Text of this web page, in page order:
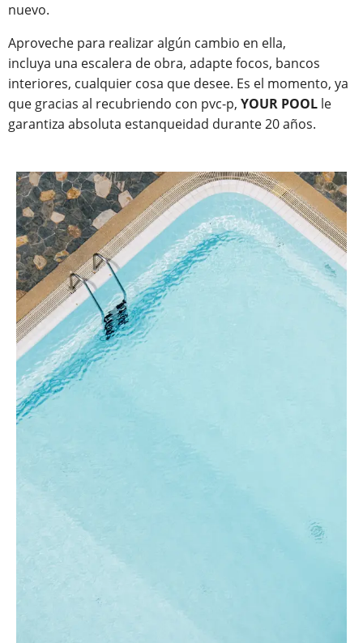
nuevo.
Aproveche para realizar algún cambio en ella,
incluya una escalera de obra, adapte focos, bancos
interiores, cualquier cosa que desee. Es el momento, ya
que gracias al recubriendo con pvc-p, YOUR POOL le
garantiza absoluta estanqueidad durante 20 años.